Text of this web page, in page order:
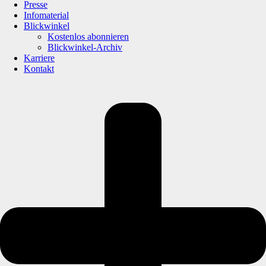
Presse
Infomaterial
Blickwinkel
Kostenlos abonnieren
Blickwinkel-Archiv
Karriere
Kontakt